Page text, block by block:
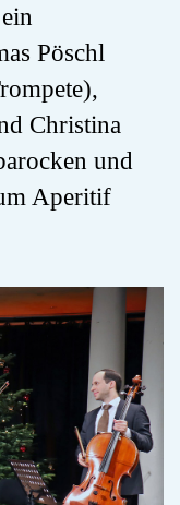
Pöschl
Christina
und
Aperitif